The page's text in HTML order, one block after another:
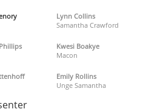
Lynn Collins
Samantha Crawford
Kwesi Boakye
Macon
Emily Rollins
Unge Samantha